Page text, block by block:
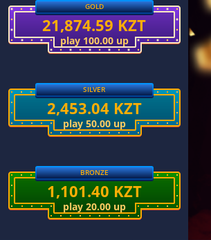
21,874.59 KZT
play 100.00 up
GOLD
2,453.04 KZT
play 50.00 up
SILVER
1,101.40 KZT
play 20.00 up
BRONZE